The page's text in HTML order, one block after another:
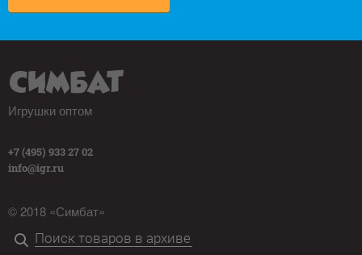
Игрушки оптом
+7 (495) 933 27 02
info@igr.ru
© 2018 «Симбат»